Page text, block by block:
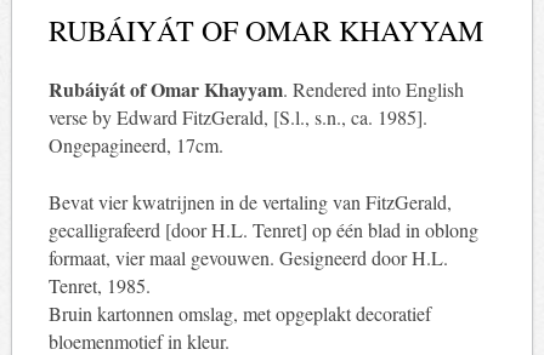
RUBÁIYÁT OF OMAR KHAYYAM
Rubáiyát of Omar Khayyam. Rendered into English
verse by Edward FitzGerald, [S.l., s.n., ca. 1985].
Ongepagineerd, 17cm.
Bevat vier kwatrijnen in de vertaling van FitzGerald,
gecalligrafeerd [door H.L. Tenret] op één blad in oblong
formaat, vier maal gevouwen. Gesigneerd door H.L.
Tenret, 1985.
Bruin kartonnen omslag, met opgeplakt decoratief
bloemenmotief in kleur.